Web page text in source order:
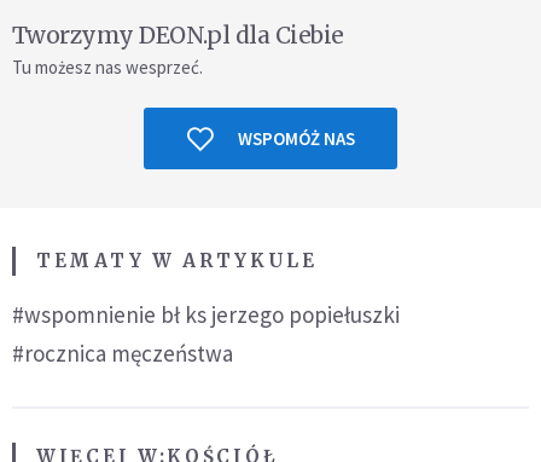
Tworzymy DEON.pl dla Ciebie
Tu możesz nas wesprzeć.
WSPOMÓŻ NAS
TEMATY W ARTYKULE
#wspomnienie bł ks jerzego popiełuszki
#rocznica męczeństwa
WIĘCEJ W:KOŚCIÓŁ